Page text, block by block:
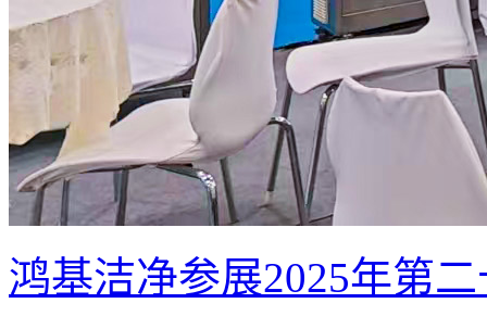
鸿基洁净参展2025年第